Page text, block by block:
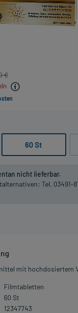
€
60 St
nicht lieferbar.
Tel. 03491-
mit hochdosiertem
Filmtabletten
60 St
12347743